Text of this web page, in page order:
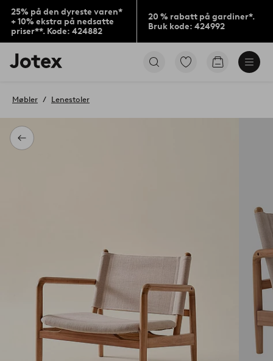
25% på den dyreste varen*
+ 10% ekstra på nedsatte
priser**. Kode: 424882
20 % rabatt på gardiner*.
Bruk kode: 424992
Jotex’
logo
til
Gå
Gå
Tilbake
Møbler Lenestoler